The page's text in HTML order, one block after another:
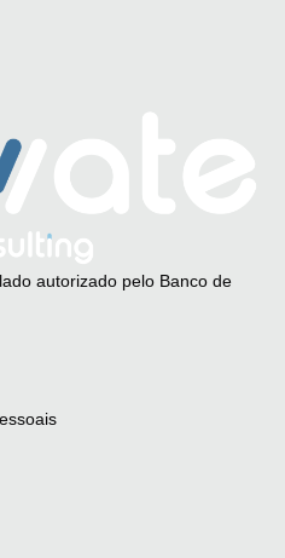
autorizado pelo Banco de